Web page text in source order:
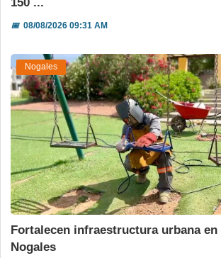
📅08/08/2026 09:31 AM
Nogales
Fortalecen infraestructura urbana en
Nogales